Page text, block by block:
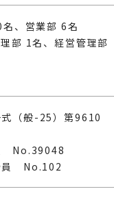
、営業部 6名
部 1名、経営管理部
（般-25）第9610
No.39048
員 No.102